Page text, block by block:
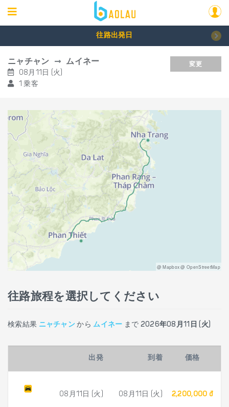
往路出発日
ニャチャン ムイネー
08月11日 (火)
1 乗客
変更
@ Mapbox @ OpenStreetMap
往路旅程を選択してください
検索結果 ニャチャン から ムイネー まで 2026年08月11日 (火)
出発 到着 価格
08月11日 (火) 08月11日 (火) 2,200,000 đ